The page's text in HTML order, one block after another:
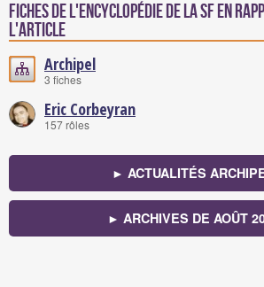
Fiches de l'encyclopédie de la SF en
l'article
Archipel
3 fiches
Eric Corbeyran
157 rôles
► ACTUALITÉS
► ARCHIVES DE AOÛT